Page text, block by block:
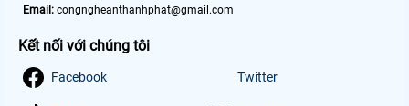
Email: congngheanthanhphat@gmail.com
Kết nối với chúng tôi
Facebook Twitter